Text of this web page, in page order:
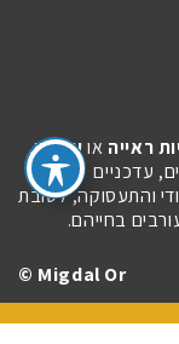
ראייה אועיוורון.
עדכניים
והתעסוקה, לטובת
בחייהם.
Migdal Or ©